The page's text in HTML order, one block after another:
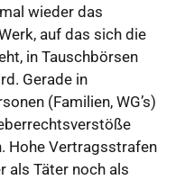
wieder das
auf das sich die
in Tauschbörsen
Gerade in
(Familien, WG’s)
Hohe Vertragsstrafen
als Täter noch als